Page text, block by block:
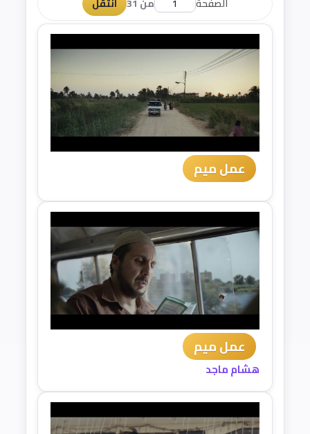
الصفحة من 31 انتقل
عمل ميم
عمل ميم
هشام ماجد